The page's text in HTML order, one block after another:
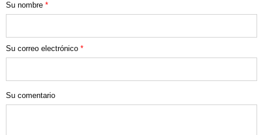
Su nombre *
Su correo electrónico *
Su comentario